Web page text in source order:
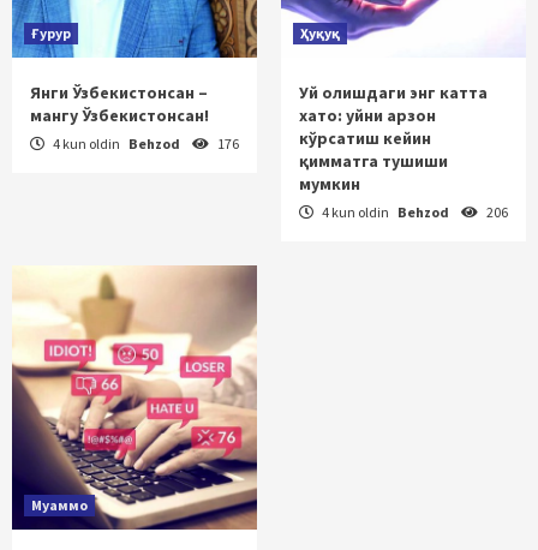
Ғурур
Янги Ўзбекистонсан –
мангу Ўзбекистонсан!
4 kun oldin Behzod 176
Ҳуқуқ
Уй олишдаги энг катта
хато: уйни арзон
кўрсатиш кейин
қимматга тушиши
мумкин
4 kun oldin Behzod 206
Муаммо